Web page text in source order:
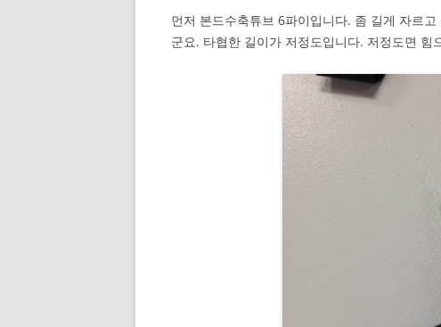
먼저 본드수축튜브 6파이입니다. 좀 길게 자르
군요. 타협한 길이가 저정도입니다. 저정도면 힘